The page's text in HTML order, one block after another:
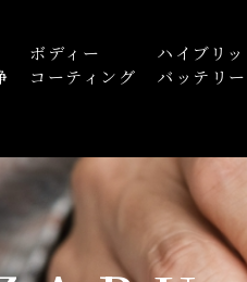
ボディー
コーティング
ハイブリッ
バッテリ